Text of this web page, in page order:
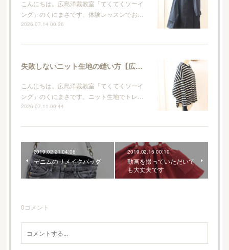
こんにちは。広島洋裁教室「てくてくソーイ
ング」のくにまさです。体験レッスンでお…
2026.07.14 00:36
失敗しないニット生地の縫い方【広島洋裁教室・てくてくソーイング】
こんにちは。広島洋裁教室「てくてくソーイ
ング」のくにまさです。ニット生地でトレ…
2026.07.11 00:44
2019.02.21 04:06
デニムのリメイクバッグ
2019.02.15 00:10
動画を撮っていただいて
も大丈夫です
0コメント